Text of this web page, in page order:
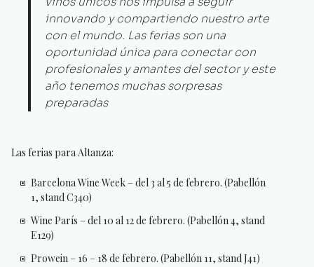
innovando y compartiendo nuestro arte
con el mundo. Las ferias son una
oportunidad única para conectar con
profesionales y amantes del sector y este
año tenemos muchas sorpresas
preparadas
Las ferias para Altanza:
Barcelona Wine Week – del 3 al 5 de febrero. (Pabellón
1, stand C340)
Wine París – del 10 al 12 de febrero. (Pabellón 4, stand
E129)
Prowein – 16 – 18 de febrero. (Pabellón 11, stand J41)